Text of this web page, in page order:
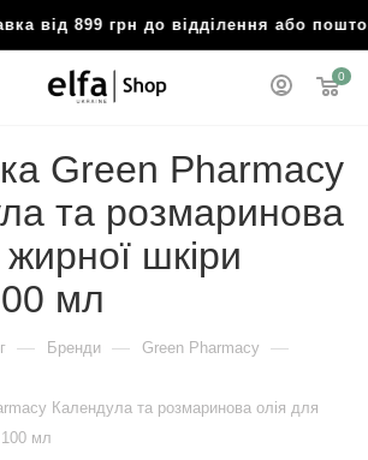
від 899 грн до відділення або
0
Green Pharmacy
та розмаринова
шкіри
мл
— Бренди — Green Pharmacy —
Календула та розмаринова олія для
100 мл